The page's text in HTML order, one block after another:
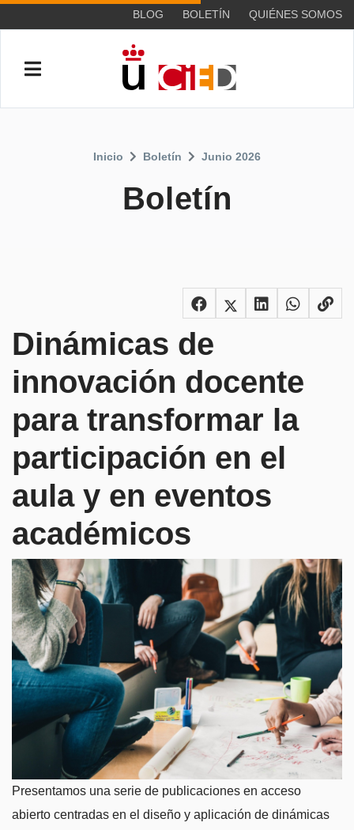
BLOG BOLETÍN QUIÉNES SOMOS
Boletín
Inicio Boletín Junio 2026
Dinámicas de
innovación docente
para transformar la
participación en el
aula y en eventos
académicos
Presentamos una serie de publicaciones en acceso
abierto centradas en el diseño y aplicación de dinámicas